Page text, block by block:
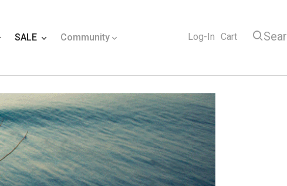
SALE Community Log-In Cart